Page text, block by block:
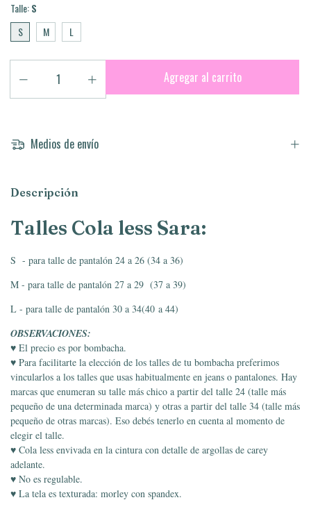
Talle:S
S
M L
Medios de envío
Descripción
Talles Cola less Sara:
S - para talle de pantalón 24 a 26 (34 a 36)
M - para talle de pantalón 27 a 29 (37 a 39)
L - para talle de pantalón 30 a 34(40 a 44)
OBSERVACIONES:
♥ El precio es por bombacha.
♥ Para facilitarte la elección de los talles de tu bombacha preferimos
vincularlos a los talles que usas habitualmente en jeans o pantalones. Hay
marcas que enumeran su talle más chico a partir del talle 24 (talle más
pequeño de una determinada marca) y otras a partir del talle 34 (talle más
pequeño de otras marcas). Eso debés tenerlo en cuenta al momento de
elegir el talle.
♥ Cola less envivada en la cintura con detalle de argollas de carey
adelante.
♥ No es regulable.
♥ La tela es texturada: morley con spandex.